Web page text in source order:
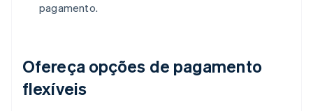
pagamento.
Ofereça opções de pagamento
flexíveis